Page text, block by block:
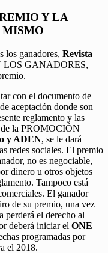
Y LA
los ganadores, Revista
GANADORES,
con el documento de
aceptación donde son
reglamento y las
de la PROMOCIÓN
y ADEN, se le dará
redes sociales. El premio
no es negociable,
dinero u otros objetos
Tampoco está
El ganador
de su premio, una vez
perderá el derecho al
deberá iniciar el ONE
programadas por
el 2018.